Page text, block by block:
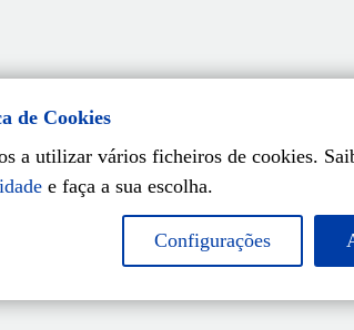
de Cookies
a utilizar vários ficheiros de cookies.
e faça a sua escolha.
Configurações